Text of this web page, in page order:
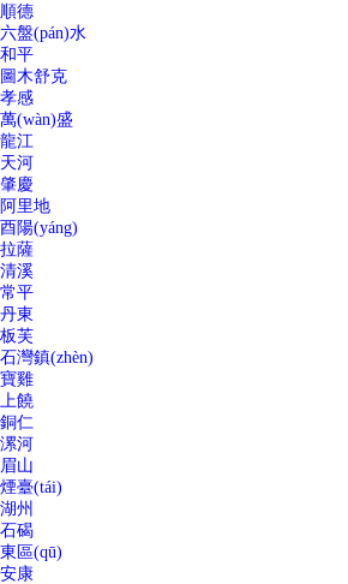
順德
六盤(pán)水
和平
圖木舒克
孝感
萬(wàn)盛
龍江
天河
肇慶
阿里地
酉陽(yáng)
拉薩
清溪
常平
丹東
板芙
石灣鎮(zhèn)
寶雞
上饒
銅仁
漯河
眉山
煙臺(tái)
湖州
石碣
東區(qū)
安康